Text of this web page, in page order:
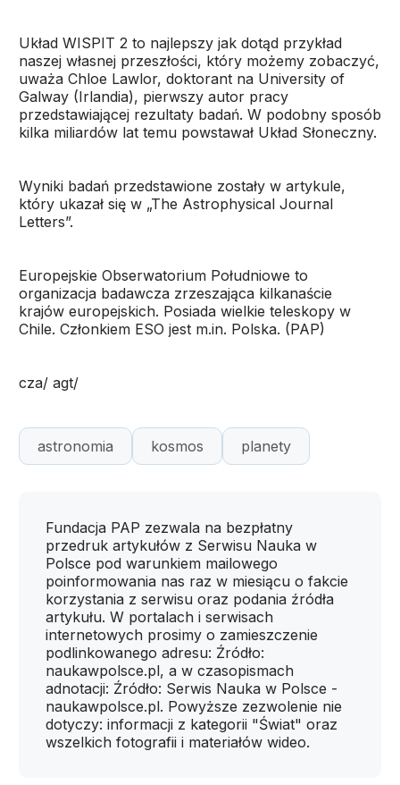
Układ WISPIT 2 to najlepszy jak dotąd przykład
naszej własnej przeszłości, który możemy zobaczyć,
uważa Chloe Lawlor, doktorant na University of
Galway (Irlandia), pierwszy autor pracy
przedstawiającej rezultaty badań. W podobny sposób
kilka miliardów lat temu powstawał Układ Słoneczny.
Wyniki badań przedstawione zostały w artykule,
który ukazał się w „The Astrophysical Journal
Letters”.
Europejskie Obserwatorium Południowe to
organizacja badawcza zrzeszająca kilkanaście
krajów europejskich. Posiada wielkie teleskopy w
Chile. Członkiem ESO jest m.in. Polska. (PAP)
cza/ agt/
astronomia kosmos planety
Fundacja PAP zezwala na bezpłatny
przedruk artykułów z Serwisu Nauka w
Polsce pod warunkiem mailowego
poinformowania nas raz w miesiącu o fakcie
korzystania z serwisu oraz podania źródła
artykułu. W portalach i serwisach
internetowych prosimy o zamieszczenie
podlinkowanego adresu: Źródło:
naukawpolsce.pl, a w czasopismach
adnotacji: Źródło: Serwis Nauka w Polsce -
naukawpolsce.pl. Powyższe zezwolenie nie
dotyczy: informacji z kategorii "Świat" oraz
wszelkich fotografii i materiałów wideo.